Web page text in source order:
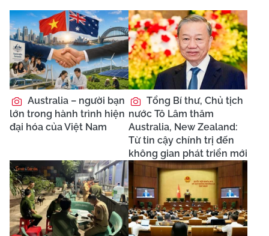
Australia – người bạn
lớn trong hành trình hiện
đại hóa của Việt Nam
Tổng Bí thư, Chủ tịch
nước Tô Lâm thăm
Australia, New Zealand:
Từ tin cậy chính trị đến
không gian phát triển mới